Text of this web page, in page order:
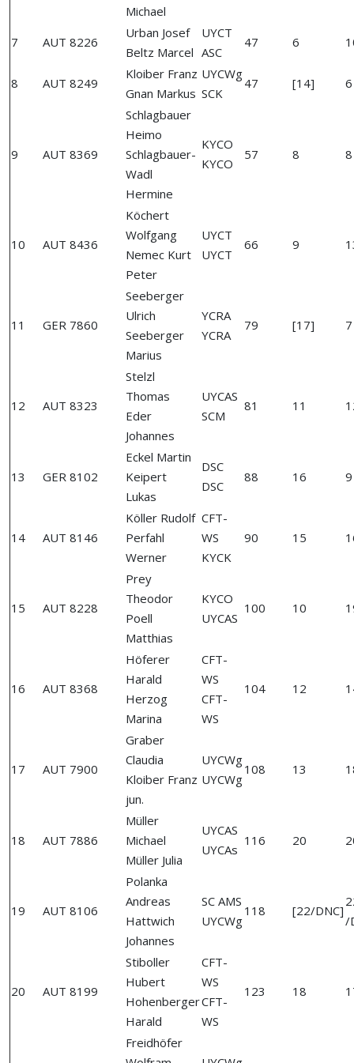
Michael
7 AUT 8226
Urban Josef
Beltz Marcel
UYCT
ASC
47 6
8 AUT 8249
Kloiber Franz
Gnan Markus
UYCWg
SCK
47 [14] 6
9 AUT 8369
Schlagbauer
Heimo
Schlagbauer-
Wadl
Hermine
KYCO
KYCO
57 8 8
10 AUT 8436
Köchert
Wolfgang
Nemec Kurt
Peter
UYCT
UYCT
66 9
11 GER 7860
Seeberger
Ulrich
Seeberger
Marius
YCRA
YCRA
79 [17] 7
12 AUT 8323
Stelzl
Thomas
Eder
Johannes
UYCAS
SCM
81 11
13 GER 8102
Eckel Martin
Keipert
Lukas
DSC
DSC
88 16 9
14 AUT 8146
Köller Rudolf
Perfahl
Werner
CFT-
WS
KYCK
90 15
15 AUT 8228
Prey
Theodor
Poell
Matthias
KYCO
UYCAS
100 10
16 AUT 8368
Höferer
Harald
Herzog
Marina
CFT-
WS
CFT-
WS
104 12
17 AUT 7900
Graber
Claudia
Kloiber Franz
jun.
UYCWg
UYCWg
108 13
18 AUT 7886
Müller
Michael
Müller Julia
UYCAS
UYCAs
116 20
19 AUT 8106
Polanka
Andreas
Hattwich
Johannes
SC AMS
UYCWg
118 [22/DNC]
/
20 AUT 8199
Stiboller
Hubert
Hohenberger
Harald
CFT-
WS
CFT-
WS
123 18
Freidhöfer